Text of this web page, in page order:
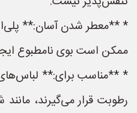
* **معطر شدن آسان:**
ممکن است بوی نامطبوع
* **مناسب برای:**
رطوبت قرار می‌گیرند،